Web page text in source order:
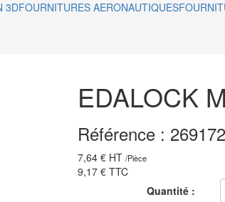
3DFOURNITURES AERONAUTIQUES
EDALOCK
Référence : 269172
7,64 € HT /Pièce
9,17 € TTC
Quantité :